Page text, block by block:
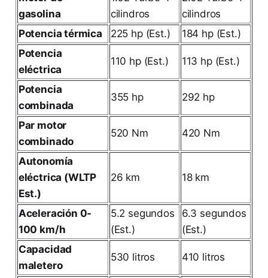
gasolina
cilindros
cilindros
Potencia térmica
225 hp (Est.)
184 hp (Est.)
Potencia
eléctrica
110 hp (Est.) 113 hp (Est.)
Potencia
combinada
355 hp 292 hp
Par motor
combinado
520 Nm 420 Nm
Autonomía
eléctrica (WLTP
Est.)
26 km 18 km
Aceleración 0-
100 km/h
5.2 segundos
(Est.)
6.3 segundos
(Est.)
Capacidad
maletero
530 litros 410 litros